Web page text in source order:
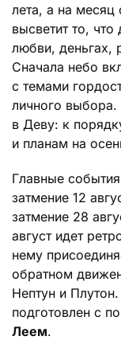
лета, а на
высветит то,
любви, деньгах,
Сначала небо
с темами
личного выбора.
в Деву: к
и планам на
Главные
затмение 12
затмение 28
август идет
нему
обратном
Нептун и
подготовлен с
Леем.